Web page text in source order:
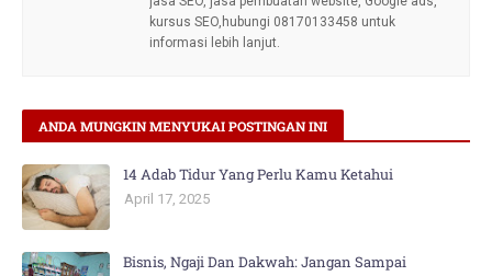
kursus SEO,hubungi 08170133458 untuk
informasi lebih lanjut.
ANDA MUNGKIN MENYUKAI POSTINGAN INI
14 Adab Tidur Yang Perlu Kamu Ketahui
April 17, 2025
Bisnis, Ngaji Dan Dakwah: Jangan Sampai